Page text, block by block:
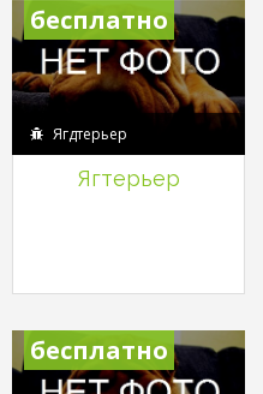
бесплатно
Ягдтерьер
Ягтерьер
бесплатно